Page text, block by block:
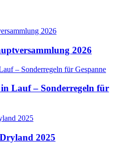
2026
Lauf – Sonderregeln für
2025